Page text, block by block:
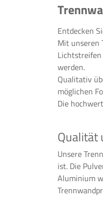
Entdecken
Mit unseren
Lichtstreifen
werden.
Qualitativ
möglichen
Die
Qualität
Unsere
ist. Die
Aluminium